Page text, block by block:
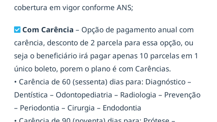
cobertura em vigor conforme ANS;
Com Carência – Opção de pagamento anual com
carência, desconto de 2 parcela para essa opção, ou
seja o beneficiário irá pagar apenas 10 parcelas em 1
único boleto, porem o plano é com Carências.
• Carência de 60 (sessenta) dias para: Diagnóstico –
Dentística – Odontopediatria – Radiologia – Prevenção
– Periodontia – Cirurgia – Endodontia